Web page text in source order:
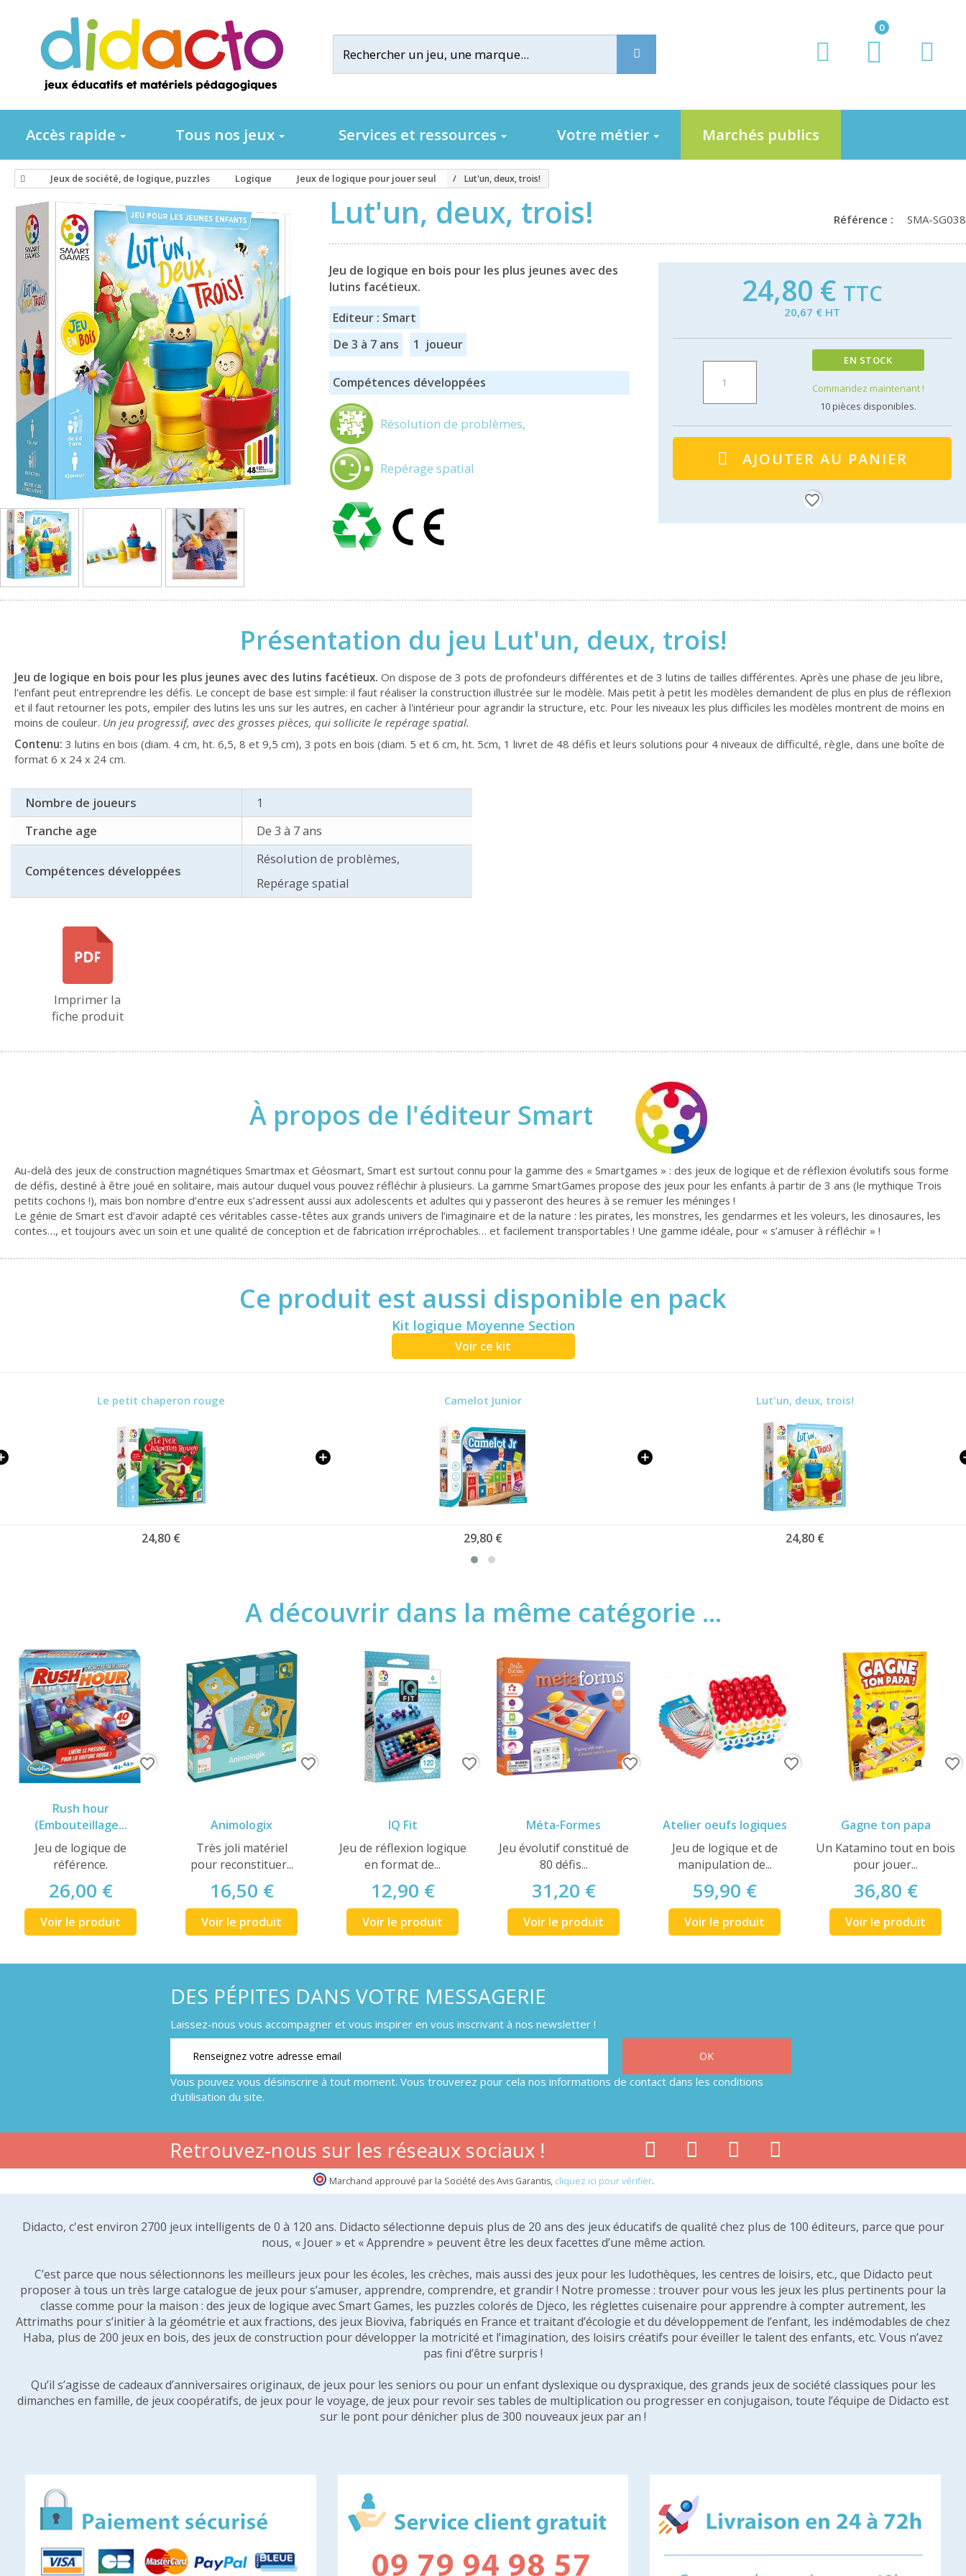
0
Accès rapide Tous nos jeux Services et ressources Votre métier Marchés publics
Jeux de société, de logique, puzzles Logique Jeux de logique pour jouer seul Lut'un, deux, trois!
Lut'un, deux, trois! Référence : SMA-SG038
Jeu de logique en bois pour les plus jeunes avec des
lutins facétieux.
Editeur : Smart
De 3 à 7 ans
1 joueur
Compétences développées
Résolution de problèmes,
Repérage spatial
24,80 € TTC
20,67 € HT
EN STOCK
Commandez maintenant !
10pièces disponibles.
AJOUTER AU PANIER
favorite_border
Présentation du jeu Lut'un, deux, trois!
Jeu de logique en bois pour les plus jeunes avec des lutins facétieux. On dispose de 3 pots de profondeurs différentes et de 3 lutins de tailles différentes. Après une phase de jeu libre,
l'enfant peut entreprendre les défis. Le concept de base est simple: il faut réaliser la construction illustrée sur le modèle. Mais petit à petit les modèles demandent de plus en plus de réflexion
et il faut retourner les pots, empiler des lutins les uns sur les autres, en cacher à l'intérieur pour agrandir la structure, etc. Pour les niveaux les plus difficiles les modèles montrent de moins en
moins de couleur. Un jeu progressif, avec des grosses pièces, qui sollicite le repérage spatial.
Contenu: 3 lutins en bois (diam. 4 cm, ht. 6,5, 8 et 9,5 cm), 3 pots en bois (diam. 5 et 6 cm, ht. 5cm, 1 livret de 48 défis et leurs solutions pour 4 niveaux de difficulté, règle, dans une boîte de
format 6 x 24 x 24 cm.
Nombre de joueurs
1
Tranche age
De 3 à 7 ans
Compétences développées
Résolution de problèmes,
Repérage spatial
Imprimer la
fiche produit
À propos de l'éditeur Smart
Au-delà des jeux de construction magnétiques Smartmax et Géosmart, Smart est surtout connu pour la gamme des « Smartgames » : des jeux de logique et de réflexion évolutifs sous forme
de défis, destiné à être joué en solitaire, mais autour duquel vous pouvez réfléchir à plusieurs. La gamme SmartGames propose des jeux pour les enfants à partir de 3 ans (le mythique Trois
petits cochons !), mais bon nombre d’entre eux s’adressent aussi aux adolescents et adultes qui y passeront des heures à se remuer les méninges !
Le génie de Smart est d’avoir adapté ces véritables casse-têtes aux grands univers de l’imaginaire et de la nature : les pirates, les monstres, les gendarmes et les voleurs, les dinosaures, les
contes…, et toujours avec un soin et une qualité de conception et de fabrication irréprochables… et facilement transportables ! Une gamme idéale, pour « s’amuser à réfléchir » !
Ce produit est aussi disponible en pack
Kit logique Moyenne Section
Voir ce kit
Le petit chaperon rouge
24,80 €
Camelot Junior
29,80 €
Lut'un, deux, trois!
24,80 €
A découvrir dans la même catégorie ...
Rush hour
(Embouteillage...
Jeu de logique de
référence.
26,00 €
Voir le produit
favorite_border
Animologix
Très joli matériel
pour reconstituer...
16,50 €
Voir le produit
favorite_border
IQ Fit
Jeu de réflexion logique
en format de...
12,90 €
Voir le produit
favorite_border
Méta-Formes
Jeu évolutif constitué de
80 défis...
31,20 €
Voir le produit
favorite_border
Atelier oeufs logiques
Jeu de logique et de
manipulation de...
59,90 €
Voir le produit
favorite_border
Gagne ton papa
Un Katamino tout en bois
pour jouer...
36,80 €
Voir le produit
favorite_border
DES PÉPITES DANS VOTRE MESSAGERIE
Laissez-nous vous accompagner et vous inspirer en vous inscrivant à nos newsletter !
Vous pouvez vous désinscrire à tout moment. Vous trouverez pour cela nos informations de contact dans les conditions
d'utilisation du site.
Retrouvez-nous sur les réseaux sociaux !
Marchand approuvé par la Société des Avis Garantis, cliquez ici pour vérifier.
Didacto, c'est environ 2700 jeux intelligents de 0 à 120 ans. Didacto sélectionne depuis plus de 20 ans des jeux éducatifs de qualité chez plus de 100 éditeurs, parce que pour
nous, « Jouer » et « Apprendre » peuvent être les deux facettes d’une même action.
C’est parce que nous sélectionnons les meilleurs jeux pour les écoles, les crèches, mais aussi des jeux pour les ludothèques, les centres de loisirs, etc., que Didacto peut
proposer à tous un très large catalogue de jeux pour s’amuser, apprendre, comprendre, et grandir ! Notre promesse : trouver pour vous les jeux les plus pertinents pour la
classe comme pour la maison : des jeux de logique avec Smart Games, les puzzles colorés de Djeco, les réglettes cuisenaire pour apprendre à compter autrement, les
Attrimaths pour s’initier à la géométrie et aux fractions, des jeux Bioviva, fabriqués en France et traitant d’écologie et du développement de l’enfant, les indémodables de chez
Haba, plus de 200 jeux en bois, des jeux de construction pour développer la motricité et l’imagination, des loisirs créatifs pour éveiller le talent des enfants, etc. Vous n’avez
pas fini d’être surpris !
Qu’il s’agisse de cadeaux d’anniversaires originaux, de jeux pour les seniors ou pour un enfant dyslexique ou dyspraxique, des grands jeux de société classiques pour les
dimanches en famille, de jeux coopératifs, de jeux pour le voyage, de jeux pour revoir ses tables de multiplication ou progresser en conjugaison, toute l’équipe de Didacto est
sur le pont pour dénicher plus de 300 nouveaux jeux par an !